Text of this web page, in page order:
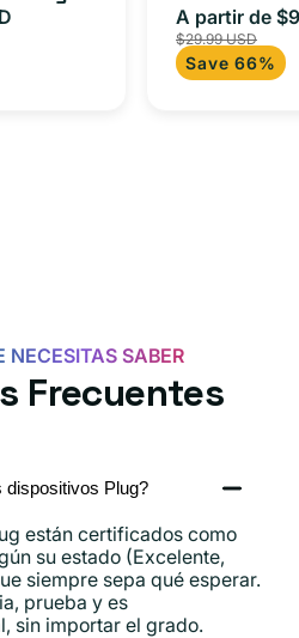
C
adaptador
para
iPad y más.
Precio
de
oferta
A partir de
$29.99 USD
Save 66%
NECESITAS SABER
Frecuentes
dispositivos Plug?
están certificados como
su estado (Excelente,
siempre sepa qué esperar.
prueba y es
sin importar el grado.